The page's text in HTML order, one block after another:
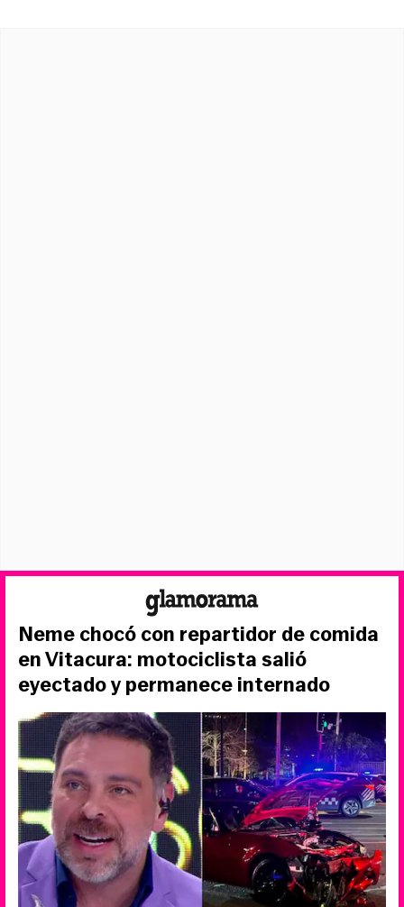
Neme chocó con repartidor de comida
en Vitacura: motociclista salió
eyectado y permanece internado